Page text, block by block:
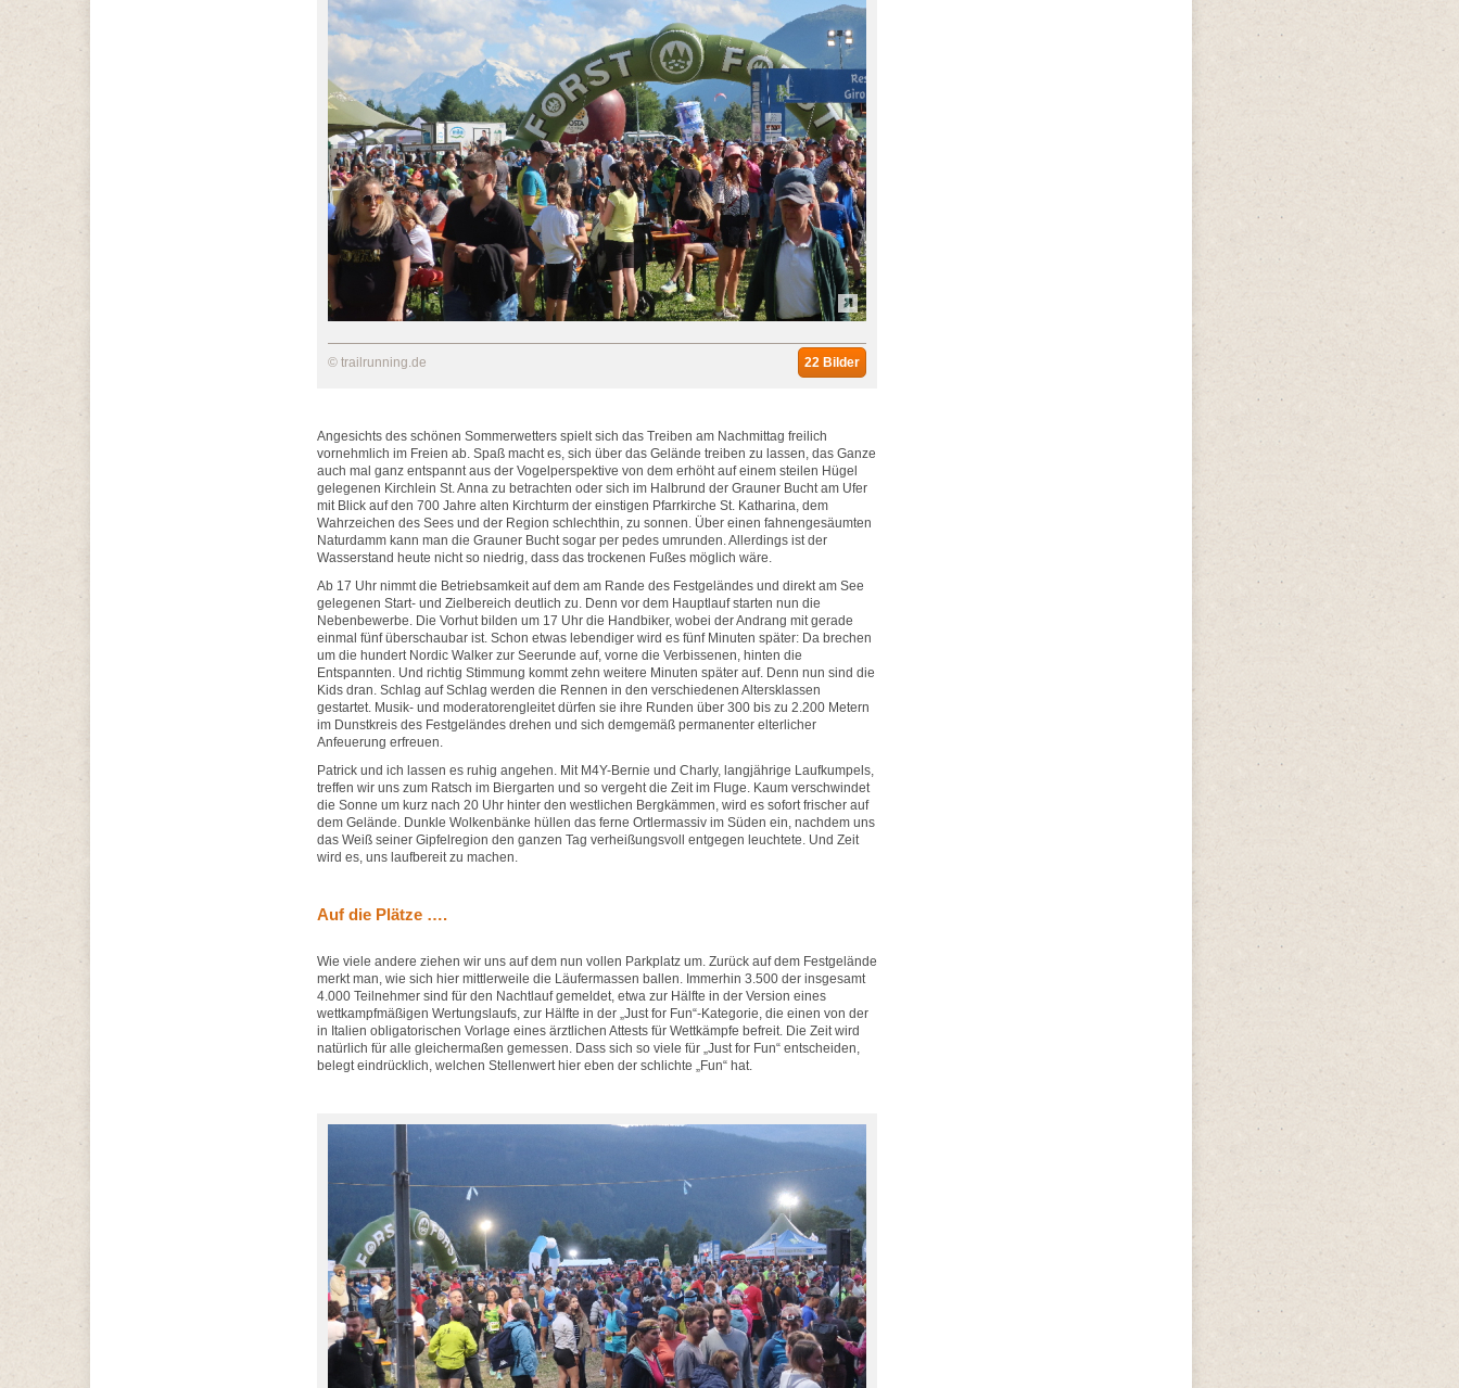
© trailrunning.de 22 Bilder
Angesichts des schönen Sommerwetters spielt sich das Treiben am Nachmittag freilich
vornehmlich im Freien ab. Spaß macht es, sich über das Gelände treiben zu lassen, das Ganze
auch mal ganz entspannt aus der Vogelperspektive von dem erhöht auf einem steilen Hügel
gelegenen Kirchlein St. Anna zu betrachten oder sich im Halbrund der Grauner Bucht am Ufer
mit Blick auf den 700 Jahre alten Kirchturm der einstigen Pfarrkirche St. Katharina, dem
Wahrzeichen des Sees und der Region schlechthin, zu sonnen. Über einen fahnengesäumten
Naturdamm kann man die Grauner Bucht sogar per pedes umrunden. Allerdings ist der
Wasserstand heute nicht so niedrig, dass das trockenen Fußes möglich wäre.
Ab 17 Uhr nimmt die Betriebsamkeit auf dem am Rande des Festgeländes und direkt am See
gelegenen Start- und Zielbereich deutlich zu. Denn vor dem Hauptlauf starten nun die
Nebenbewerbe. Die Vorhut bilden um 17 Uhr die Handbiker, wobei der Andrang mit gerade
einmal fünf überschaubar ist. Schon etwas lebendiger wird es fünf Minuten später: Da brechen
um die hundert Nordic Walker zur Seerunde auf, vorne die Verbissenen, hinten die
Entspannten. Und richtig Stimmung kommt zehn weitere Minuten später auf. Denn nun sind die
Kids dran. Schlag auf Schlag werden die Rennen in den verschiedenen Altersklassen
gestartet. Musik- und moderatorengleitet dürfen sie ihre Runden über 300 bis zu 2.200 Metern
im Dunstkreis des Festgeländes drehen und sich demgemäß permanenter elterlicher
Anfeuerung erfreuen.
Patrick und ich lassen es ruhig angehen. Mit M4Y-Bernie und Charly, langjährige Laufkumpels,
treffen wir uns zum Ratsch im Biergarten und so vergeht die Zeit im Fluge. Kaum verschwindet
die Sonne um kurz nach 20 Uhr hinter den westlichen Bergkämmen, wird es sofort frischer auf
dem Gelände. Dunkle Wolkenbänke hüllen das ferne Ortlermassiv im Süden ein, nachdem uns
das Weiß seiner Gipfelregion den ganzen Tag verheißungsvoll entgegen leuchtete. Und Zeit
wird es, uns laufbereit zu machen.
Auf die Plätze ….
Wie viele andere ziehen wir uns auf dem nun vollen Parkplatz um. Zurück auf dem Festgelände
merkt man, wie sich hier mittlerweile die Läufermassen ballen. Immerhin 3.500 der insgesamt
4.000 Teilnehmer sind für den Nachtlauf gemeldet, etwa zur Hälfte in der Version eines
wettkampfmäßigen Wertungslaufs, zur Hälfte in der „Just for Fun“-Kategorie, die einen von der
in Italien obligatorischen Vorlage eines ärztlichen Attests für Wettkämpfe befreit. Die Zeit wird
natürlich für alle gleichermaßen gemessen. Dass sich so viele für „Just for Fun“ entscheiden,
belegt eindrücklich, welchen Stellenwert hier eben der schlichte „Fun“ hat.